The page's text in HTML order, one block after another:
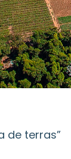
de terras”